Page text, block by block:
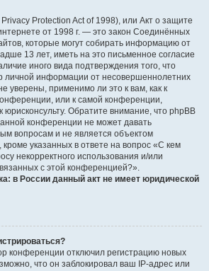
Protection Act of 1998), или Акт о защите
от 1998 г. — это закон Соединённых
которые могут собирать информацию от
13 лет, иметь на это письменное согласие
иного вида подтверждения того, что
личной информации от несовершеннолетних
уверены, применимо ли это к вам, как к
или к самой конференции,
Обратите внимание, что phpBB
конференции не может давать
вопросам и не является объектом
указанных в ответе на вопрос «С кем
некорректного использования и/или
с этой конференцией?».
в России данный акт не имеет юридической
конференции отключил регистрацию новых
что он заблокировал ваш IP-адрес или